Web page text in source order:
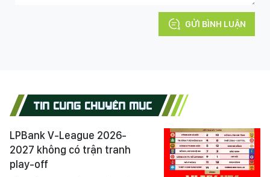
GỬI BÌNH LUẬN
TIN CÙNG CHUYÊN MỤC
LPBank V-League 2026-
2027 không có trận tranh
play-off